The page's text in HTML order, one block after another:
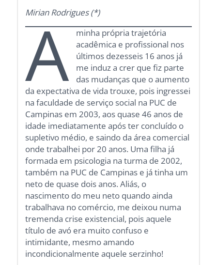
Mirian Rodrigues (*)
A
minha própria trajetória
acadêmica e profissional nos
últimos dezesseis 16 anos já
me induz a crer que fiz parte
das mudanças que o aumento
da expectativa de vida trouxe, pois ingressei
na faculdade de serviço social na PUC de
Campinas em 2003, aos quase 46 anos de
idade imediatamente após ter concluído o
supletivo médio, e saindo da área comercial
onde trabalhei por 20 anos. Uma filha já
formada em psicologia na turma de 2002,
também na PUC de Campinas e já tinha um
neto de quase dois anos. Aliás, o
nascimento do meu neto quando ainda
trabalhava no comércio, me deixou numa
tremenda crise existencial, pois aquele
título de avó era muito confuso e
intimidante, mesmo amando
incondicionalmente aquele serzinho!